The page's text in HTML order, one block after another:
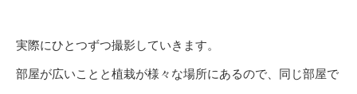
実際にひとつずつ撮影していきます。
部屋が広いことと植栽が様々な場所にあるので、同じ部屋で